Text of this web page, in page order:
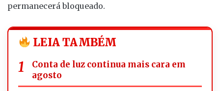
permanecerá bloqueado.
LEIA TAMBÉM
Conta de luz continua mais cara em
agosto